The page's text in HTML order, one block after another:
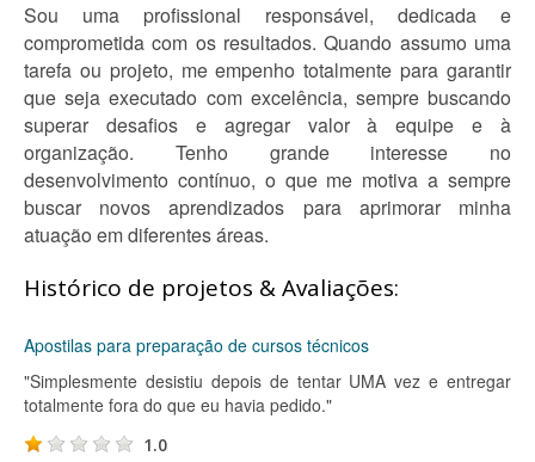
Sou uma profissional responsável, dedicada e
comprometida com os resultados. Quando assumo uma
tarefa ou projeto, me empenho totalmente para garantir
que seja executado com excelência, sempre buscando
superar desafios e agregar valor à equipe e à
organização. Tenho grande interesse no
desenvolvimento contínuo, o que me motiva a sempre
buscar novos aprendizados para aprimorar minha
atuação em diferentes áreas.
Histórico de projetos & Avaliações:
Apostilas para preparação de cursos técnicos
"Simplesmente desistiu depois de tentar UMA vez e entregar
totalmente fora do que eu havia pedido."
1.0